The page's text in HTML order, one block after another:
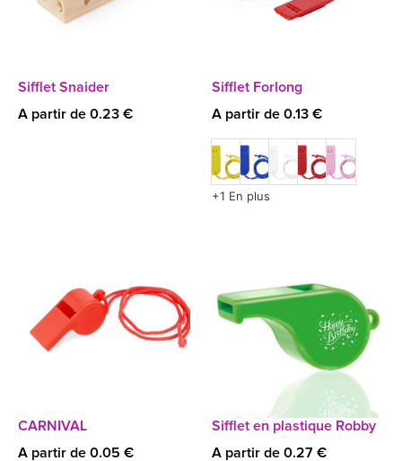
Sifflet Snaider
A partir de 0.23 €
Sifflet Forlong
A partir de 0.13 €
+1 En plus
CARNIVAL
A partir de 0.05 €
Sifflet en plastique Robby
A partir de 0.27 €